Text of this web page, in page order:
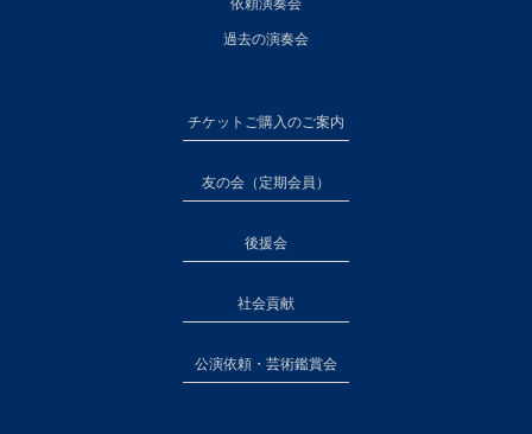
依頼演奏会
過去の演奏会
チケットご購入のご案内
友の会（定期会員）
後援会
社会貢献
公演依頼・芸術鑑賞会